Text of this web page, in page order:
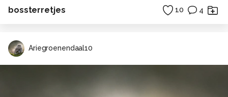
bossterretjes 10 4
Ariegroenendaal10